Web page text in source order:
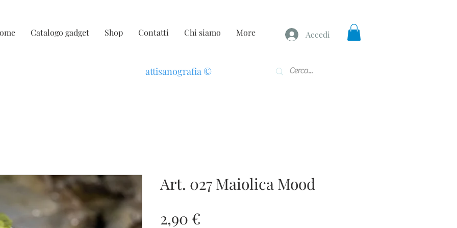
Catalogo gadget Shop Contatti Chi siamo More Accedi
attisanografia ©
Art. 027 Maiolica Mood
2,90 €